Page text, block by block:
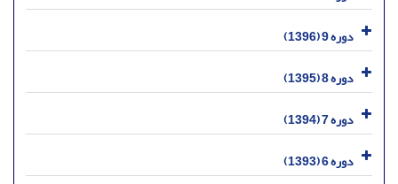
دوره 9 (1396)
دوره 8 (1395)
دوره 7 (1394)
دوره 6 (1393)